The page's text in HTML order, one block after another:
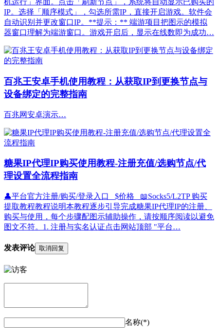
机运行」界面。点击「刷新节点」，系统将自动显示已购买的
IP。选择「顺序模式」，勾选所需IP，直接开启游戏。软件会
自动识别并更改窗口IP。**提示：** 端游项目把图示的模拟
器窗口理解为端游窗口。游戏开启后，显示在线数即为成功…
百兆王安卓手机使用教程：从获取IP到更换节点与
设备绑定的完整指南
百兆网安卓演示…
糖果IP代理IP购买使用教程-注册充值/选购节点/代
理设置全流程指南
👤平台官方注册/购买/登录入口 $价格 📖Socks5/L2TP 购买
提取教程教程说明本教程逐步引导完成糖果IP代理IP的注册、
购买与使用，每个步骤配图示辅助操作，请按顺序阅读以避免
图文不符。1. 注册与实名认证点击网站顶部 "平台…
发表评论 取消回复
名称(*)